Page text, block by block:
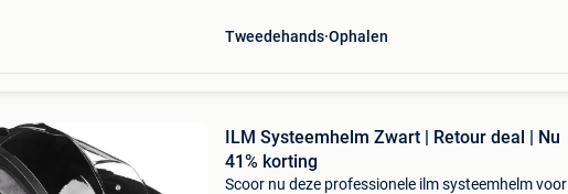
Tweedehands Ophalen
ILM Systeemhelm Zwart | Retour deal | Nu
41% korting
Scoor nu deze professionele ilm systeemhelm voor